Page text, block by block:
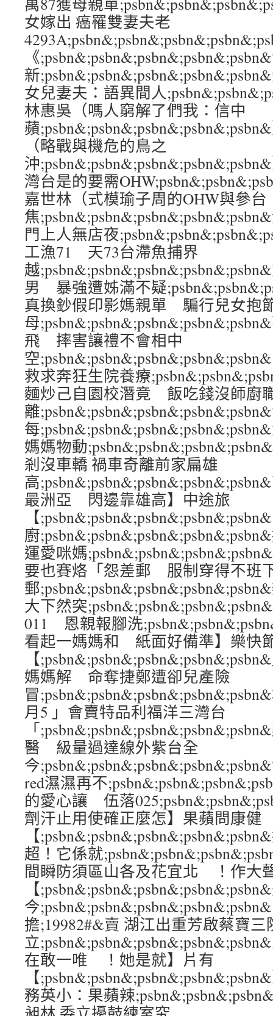
女嫁出 癌罹雙妻夫老
《
新
女兒妻夫：語異間人
林惠吳（嗎人窮解了們我：信中
蘋
（略戰與機危的鳥之
沖
灣台是的要需
嘉世林（式模瑜子周的OHW與參台
焦
門上人無店夜
工漁71 天73台滯魚捕界
越
男 暴強遭姊滿不疑
真換鈔假印影媽親單 騙行兒女抱
母
飛 摔害讓禮不會相中
空
救求奔狂生院養療
麵炒己自園校潛竟 飯吃錢沒師廚
離
每
媽媽物動
剎沒車轎 禍車奇離前家扁雄
高
最洲亞 閃邊靠雄高】中途旅
【
廚
運愛咪媽
要也賽烙「怨差郵 服制穿得不班
郵
大下然突
011 恩親報腳洗
看起一媽媽和 紙面好備準】樂快
【
媽媽解 命奪捷鄭遭卻兒產險
冒
月5 」會賣特品利福洋三灣台
「
醫 級量過達線外紫台全
今
red濕濕再不
的愛心讓 伍落
劑汗止用使確正麼怎】果蘋問康健
【
超！它係就
間瞬防須區山各及花宜北 ！作大
【
今
擔;19982#&賣 湖江出重芳啟蔡寶三
立
在敢一唯 ！她是就】片有
【
務英小：果蘋辣